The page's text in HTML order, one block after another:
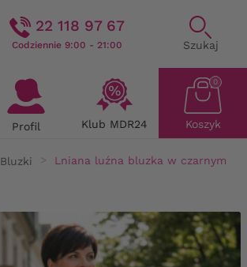
22 118 97 67
Codziennie 9:00 - 21:00 Szukaj
Profil Klub MDR24 Koszyk
0
Bluzki
Lniana luźna bluzka w czarnym